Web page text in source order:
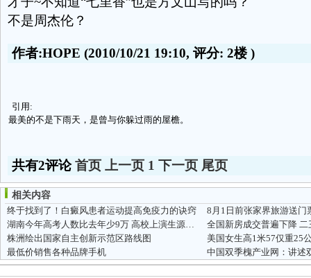
不是周杰伦？
作者:HOPE (2010/10/21 19:10, 评分: 2楼)
引用:
最美的不是下雨天，是曾与你躲过雨的屋檐。
共有2评论首页 上一页 1 下一页 尾页
相关内容
终于找到了！白癜风患者运动提高免疫力的诀窍
8月1日前张家界旅游送门
湖南今年高考人数比去年少9万 高校上演生源争夺战
全国新房成交普遍下降
株洲绘出国家自主创新示范区路线图
美国女生高1米57仅重25
最低价销售各种品牌手机
中国双季槐产业网：讲述